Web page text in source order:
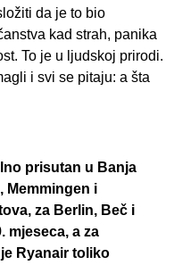
da je to bio
kad strah, panika
To je u ljudskoj prirodi.
i svi se pitaju: a šta
prisutan u Banja
Memmingen i
za Berlin, Beč i
mjeseca, a za
Ryanair toliko